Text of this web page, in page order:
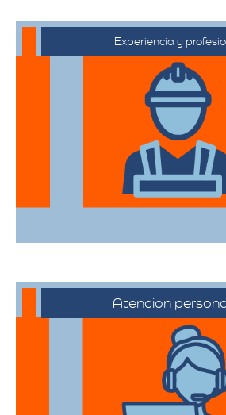
Experiencia y
Contamos con una
en el sector de trasteos,
servicio confiable y de
Atencion
Nuestros asesores están a
para acompañarte en
proceso, asegurando